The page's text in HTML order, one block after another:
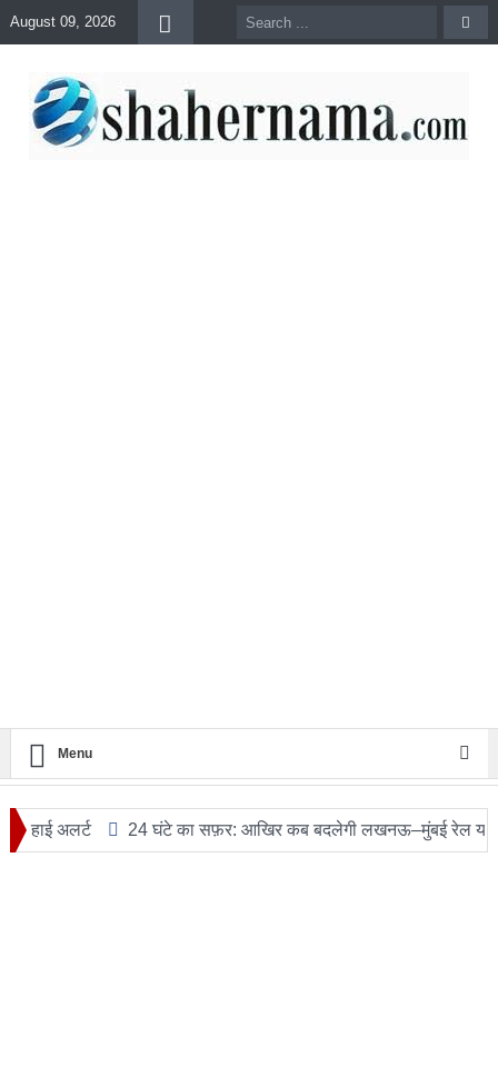
August 09, 2026
Menu
24 घंटे का सफ़र: आखिर कब बदलेगी लखनऊ–मुंबई रेल यात्रा की